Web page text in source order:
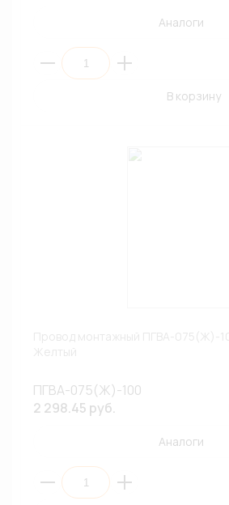
Аналоги
В корзину
ПГВА-075(Ж)-100
2 298.45 руб.
Аналоги